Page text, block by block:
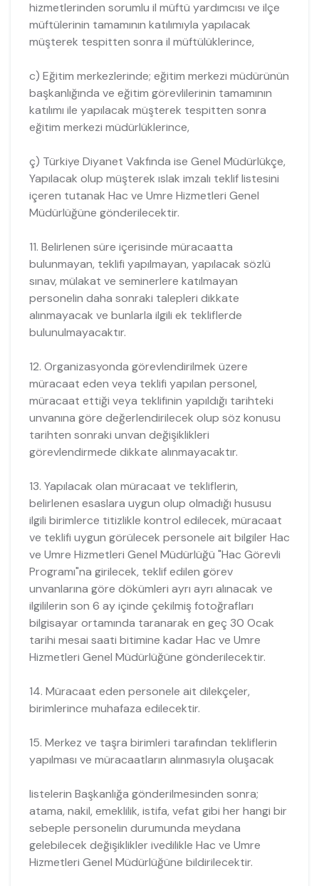
hizmetlerinden sorumlu il müftü yardımcısı ve ilçe
müftülerinin tamamının katılımıyla yapılacak
müşterek tespitten sonra il müftülüklerince,
c) Eğitim merkezlerinde; eğitim merkezi müdürünün
başkanlığında ve eğitim görevlilerinin tamamının
katılımı ile yapılacak müşterek tespitten sonra
eğitim merkezi müdürlüklerince,
ç) Türkiye Diyanet Vakfında ise Genel Müdürlükçe,
Yapılacak olup müşterek ıslak imzalı teklif listesini
içeren tutanak Hac ve Umre Hizmetleri Genel
Müdürlüğüne gönderilecektir.
11. Belirlenen süre içerisinde müracaatta
bulunmayan, teklifi yapılmayan, yapılacak sözlü
sınav, mülakat ve seminerlere katılmayan
personelin daha sonraki talepleri dikkate
alınmayacak ve bunlarla ilgili ek tekliflerde
bulunulmayacaktır.
12. Organizasyonda görevlendirilmek üzere
müracaat eden veya teklifi yapılan personel,
müracaat ettiği veya teklifinin yapıldığı tarihteki
unvanına göre değerlendirilecek olup söz konusu
tarihten sonraki unvan değişiklikleri
görevlendirmede dikkate alınmayacaktır.
13. Yapılacak olan müracaat ve tekliflerin,
belirlenen esaslara uygun olup olmadığı hususu
ilgili birimlerce titizlikle kontrol edilecek, müracaat
ve teklifi uygun görülecek personele ait bilgiler Hac
ve Umre Hizmetleri Genel Müdürlüğü "Hac Görevli
Programı"na girilecek, teklif edilen görev
unvanlarına göre dökümleri ayrı ayrı alınacak ve
ilgililerin son 6 ay içinde çekilmiş fotoğrafları
bilgisayar ortamında taranarak en geç 30 Ocak
tarihi mesai saati bitimine kadar Hac ve Umre
Hizmetleri Genel Müdürlüğüne gönderilecektir.
14. Müracaat eden personele ait dilekçeler,
birimlerince muhafaza edilecektir.
15. Merkez ve taşra birimleri tarafından tekliflerin
yapılması ve müracaatların alınmasıyla oluşacak
listelerin Başkanlığa gönderilmesinden sonra;
atama, nakil, emeklilik, istifa, vefat gibi her hangi bir
sebeple personelin durumunda meydana
gelebilecek değişiklikler ivedilikle Hac ve Umre
Hizmetleri Genel Müdürlüğüne bildirilecektir.